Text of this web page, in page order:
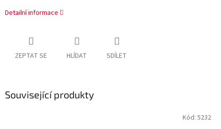
Detailní informace
ZEPTAT SE HLÍDAT SDÍLET
Související produkty
Kód: 5232